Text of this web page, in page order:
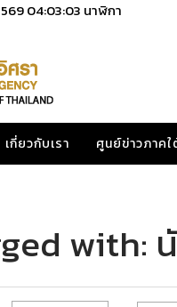
04:03:03 นาฬิกา
เกี่ยวกับเรา ศูนย์ข่าวภาคใ
with: